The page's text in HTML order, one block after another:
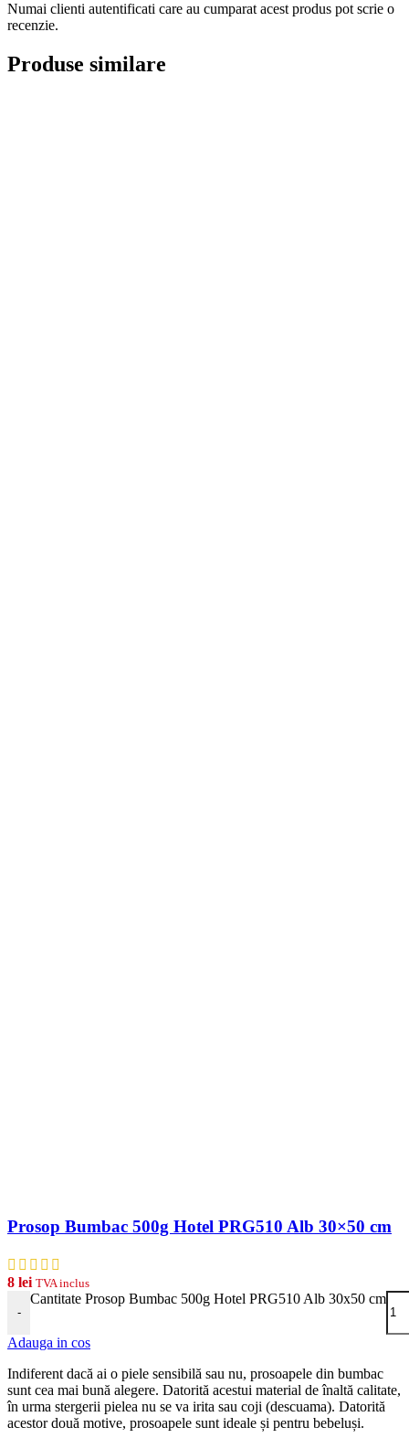
Numai clienti autentificati care au cumparat acest produs pot scrie o
recenzie.
Produse similare
Prosop Bumbac 500g Hotel PRG510 Alb 30×50 cm
8 lei TVA inclus
-
Cantitate Prosop Bumbac 500g Hotel PRG510 Alb 30x50 cm
Adauga in cos
Indiferent dacă ai o piele sensibilă sau nu, prosoapele din bumbac
sunt cea mai bună alegere. Datorită acestui material de înaltă calitate,
în urma stergerii pielea nu se va irita sau coji (descuama). Datorită
acestor două motive, prosoapele sunt ideale și pentru bebeluși.